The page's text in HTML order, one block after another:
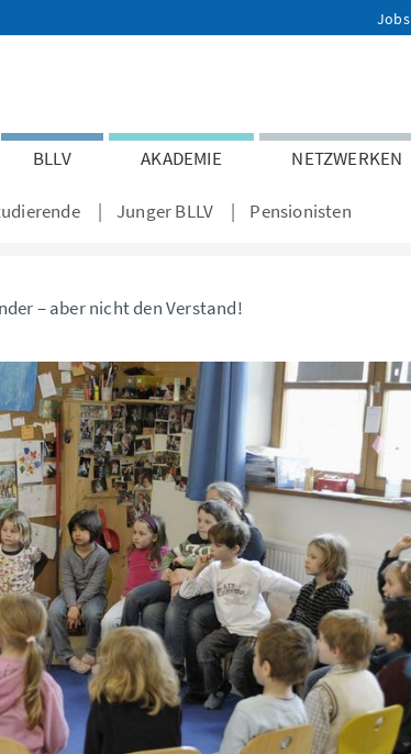
Jobs
BLLV AKADEMIE NETZWERKEN
Junger BLLV Pensionisten
– aber nicht den Verstand!